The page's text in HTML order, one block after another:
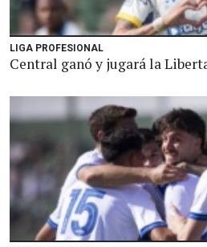
LIGA PROFESIONAL
Central ganó y jugará la